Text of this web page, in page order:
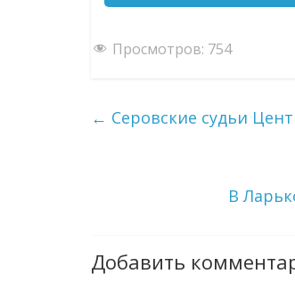
Просмотров: 754
← Серовские судьи
В
Добавить